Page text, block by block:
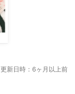
更新日時：6ヶ月以上前